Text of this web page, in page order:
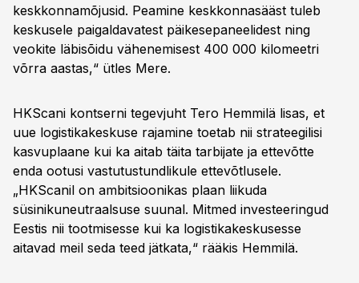
keskkonnamõjusid. Peamine keskkonnasääst tuleb
keskusele paigaldavatest päikesepaneelidest ning
veokite läbisõidu vähenemisest 400 000 kilomeetri
võrra aastas,“ ütles Mere.
HKScani kontserni tegevjuht Tero Hemmilä lisas, et
uue logistikakeskuse rajamine toetab nii strateegilisi
kasvuplaane kui ka aitab täita tarbijate ja ettevõtte
enda ootusi vastutustundlikule ettevõtlusele.
„HKScanil on ambitsioonikas plaan liikuda
süsinikuneutraalsuse suunal. Mitmed investeeringud
Eestis nii tootmisesse kui ka logistikakeskusesse
aitavad meil seda teed jätkata,“ rääkis Hemmilä.